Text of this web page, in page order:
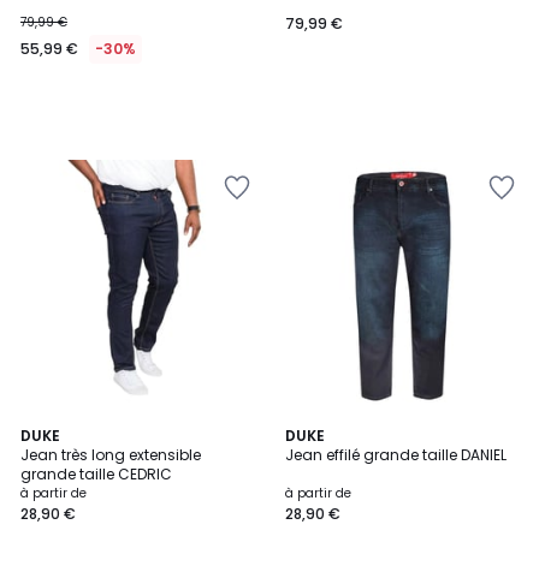
79,99 €
55,99 € -30%
79,99 €
DUKE
Jean très long extensible
grande taille CEDRIC
à partir de
28,90 €
4
/
5
DUKE
Jean effilé grande taille DANIEL
à partir de
28,90 €
5
/